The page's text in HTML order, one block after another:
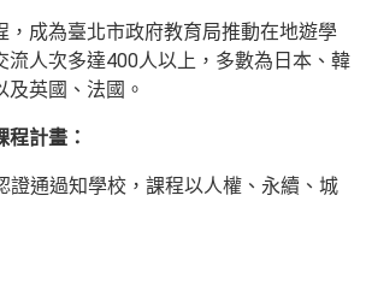
，成為臺北市政府教育局推動在地遊學
流人次多達400人以上，多數為日本、韓
及英國、法國。
程計畫：
證通過知學校，課程以人權、永續、城